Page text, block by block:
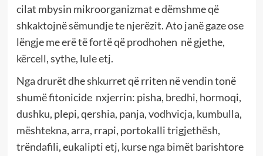
cilat mbysin mikroorganizmat e dëmshme që
shkaktojnë sëmundje te njerëzit. Ato janë gaze ose
lëngje me erë të fortë që prodhohen në gjethe,
kërcell, sythe, lule etj.
Nga drurët dhe shkurret që rriten në vendin tonë
shumë fitonicide nxjerrin: pisha, bredhi, hormoqi,
dushku, plepi, qershia, panja, vodhvicja, kumbulla,
mështekna, arra, rrapi, portokalli trigjethësh,
trëndafili, eukalipti etj, kurse nga bimët barishtore